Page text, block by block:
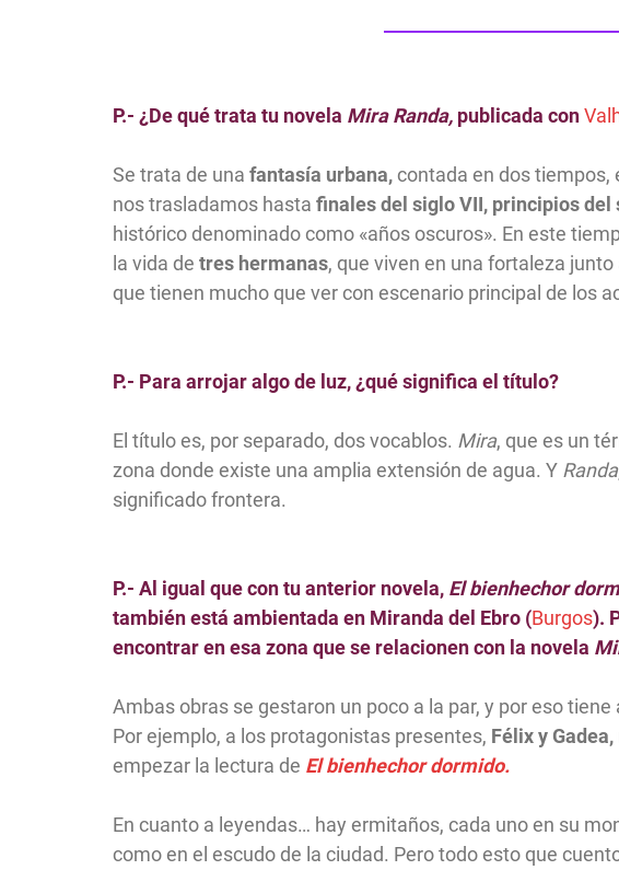
P.- ¿De qué trata tu novela Mira Randa, publicada con
Se trata de una fantasía urbana, contada en dos tiempos,
nos trasladamos hasta finales del siglo VII, principios del
histórico denominado como «años oscuros». En este
la vida de tres hermanas, que viven en una fortaleza
que tienen mucho que ver con escenario principal de los
P.- Para arrojar algo de luz, ¿qué significa el título?
El título es, por separado, dos vocablos. Mira, que es un
zona donde existe una amplia extensión de agua. Y Randa
significado frontera.
P.- Al igual que con tu anterior novela, El bienhechor
también está ambientada en Miranda del Ebro (Burgos).
encontrar en esa zona que se relacionen con la novela
Ambas obras se gestaron un poco a la par, y por eso
Por ejemplo, a los protagonistas presentes, Félix y Gadea,
empezar la lectura de El bienhechor dormido.
En cuanto a leyendas… hay ermitaños, cada uno en su
como en el escudo de la ciudad. Pero todo esto que